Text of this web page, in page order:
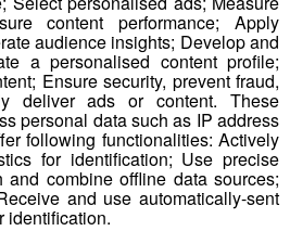
physiques
restauration H-F
de restaurant
contrôle et qualité
content performance; Apply
audience insights; Develop and
a personalised content profile;
Ensure security, prevent fraud,
deliver ads or content. These
personal data such as IP address
following functionalities: Actively
for identification; Use precise
and combine offline data sources;
and use automatically-sent
identification.